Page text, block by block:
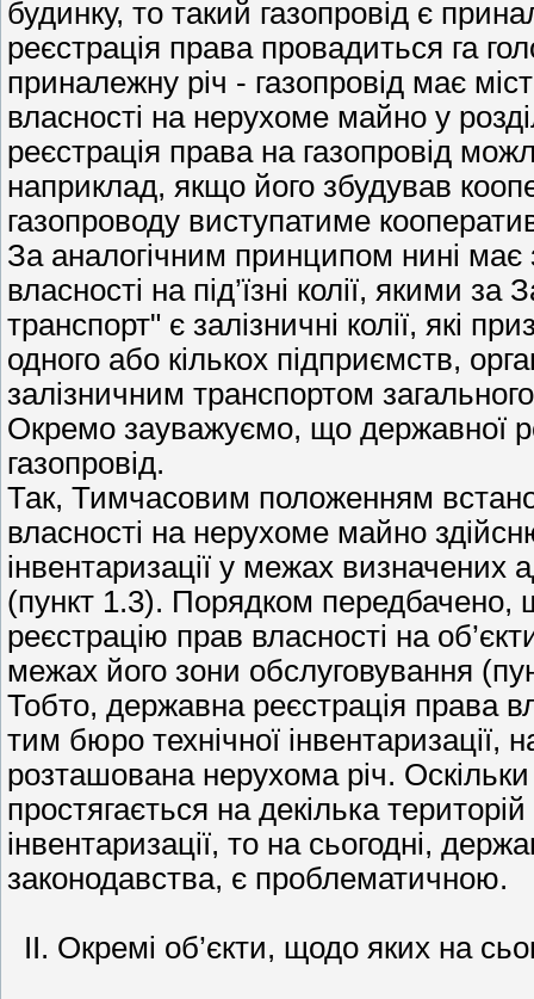
будинку, то такий газопровід є
реєстрація права провадиться га
приналежну річ - газопровід має
власності на нерухоме майно у
реєстрація права на газопровід
наприклад, якщо його збудував
газопроводу виступатиме
За аналогічним принципом нині має
власності на під’їзні колії, якими
транспорт" є залізничні колії, які
одного або кількох підприємств,
залізничним транспортом
Окремо зауважуємо, що державної
газопровід.
Так, Тимчасовим положенням
власності на нерухоме майно
інвентаризації у межах визначених
(пункт 1.3). Порядком передбачено,
реєстрацію прав власності на
межах його зони обслуговування
Тобто, державна реєстрація права
тим бюро технічної інвентаризації,
розташована нерухома річ.
простягається на декілька
інвентаризації, то на сьогодні,
законодавства, є проблематичною.
ІІ. Окремі об’єкти, щодо яких на